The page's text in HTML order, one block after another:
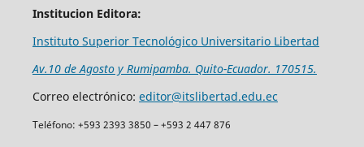
Institucion Editora:
Instituto Superior Tecnológico Universitario Libertad
Av.10 de Agosto y Rumipamba. Quito-Ecuador. 170515.
Correo electrónico: editor@itslibertad.edu.ec
Teléfono: +593 2393 3850 – +593 2 447 876